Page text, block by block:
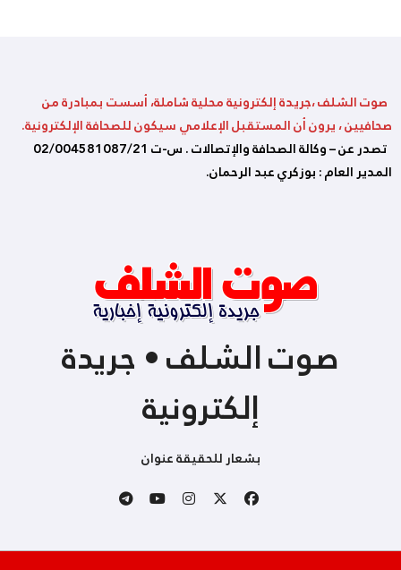
صوت الشلف ،جريدة إلكترونية محلية شاملة، أسست بمبادرة من
صحافيين ، يرون أن المستقبل الإعلامي سيكون للصحافة الإلكترونية.
تصدر عن – وكالة الصحافة والإتصالات . س-ت 02/004581087/21
المدير العام : بوزكري عبد الرحمان.
صوت الشلف • جريدة
إلكترونية
بشعار للحقيقة عنوان